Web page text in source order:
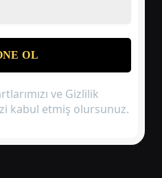
ve Gizlilik
kabul etmiş olursunuz.